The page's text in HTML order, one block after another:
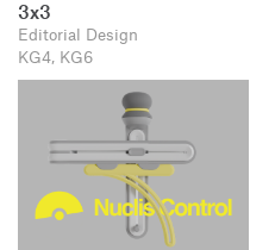
3x3
Editorial Design
KG4, KG6